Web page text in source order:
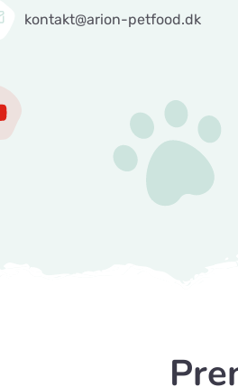
kontakt@arion-petfood.dk